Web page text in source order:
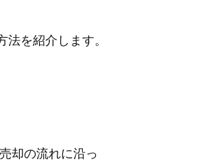
を紹介します。
却の流れに沿っ